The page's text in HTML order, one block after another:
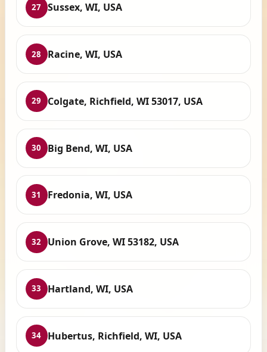
27 Sussex, WI, USA
28 Racine, WI, USA
29 Colgate, Richfield, WI 53017, USA
30 Big Bend, WI, USA
31 Fredonia, WI, USA
32 Union Grove, WI 53182, USA
33 Hartland, WI, USA
34 Hubertus, Richfield, WI, USA